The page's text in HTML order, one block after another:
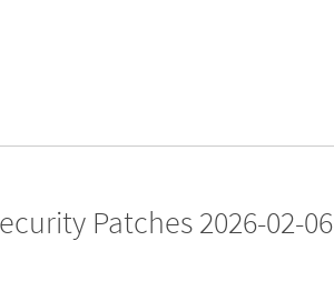
Patches 2026-02-06